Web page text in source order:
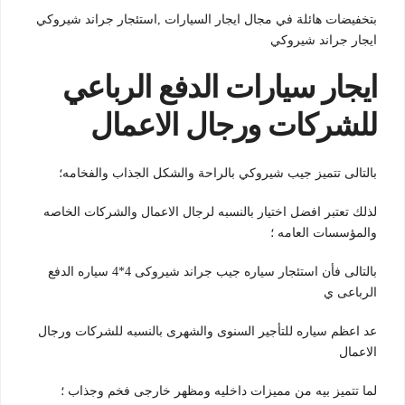
بتخفيضات هائلة في مجال ايجار السيارات ,استئجار جراند شيروكي
ايجار جراند شيروكي
ايجار سيارات الدفع الرباعي
للشركات ورجال الاعمال
بالتالى تتميز جيب شيروكي بالراحة والشكل الجذاب والفخامه؛
لذلك تعتبر افضل اختيار بالنسبه لرجال الاعمال والشركات الخاصه
والمؤسسات العامه ؛
بالتالى فأن استئجار سياره جيب جراند شيروكى 4*4 سياره الدفع
الرباعى ي
عد اعظم سياره للتأجير السنوى والشهرى بالنسبه للشركات ورجال
الاعمال
لما تتميز بيه من مميزات داخليه ومظهر خارجى فخم وجذاب ؛